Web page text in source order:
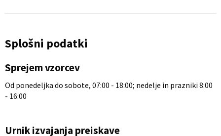
Splošni podatki
Sprejem vzorcev
Od ponedeljka do sobote, 07:00 - 18:00; nedelje in prazniki 8:00
- 16:00
Urnik izvajanja preiskave